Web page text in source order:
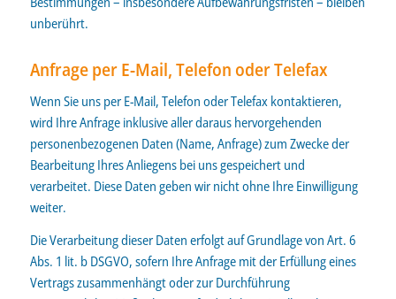
unberührt.
Anfrage per E-Mail, Telefon oder Telefax
Wenn Sie uns per E-Mail, Telefon oder Telefax kontaktieren,
wird Ihre Anfrage inklusive aller daraus hervorgehenden
personenbezogenen Daten (Name, Anfrage) zum Zwecke der
Bearbeitung Ihres Anliegens bei uns gespeichert und
verarbeitet. Diese Daten geben wir nicht ohne Ihre Einwilligung
weiter.
Die Verarbeitung dieser Daten erfolgt auf Grundlage von Art. 6
Abs. 1 lit. b DSGVO, sofern Ihre Anfrage mit der Erfüllung eines
Vertrags zusammenhängt oder zur Durchführung